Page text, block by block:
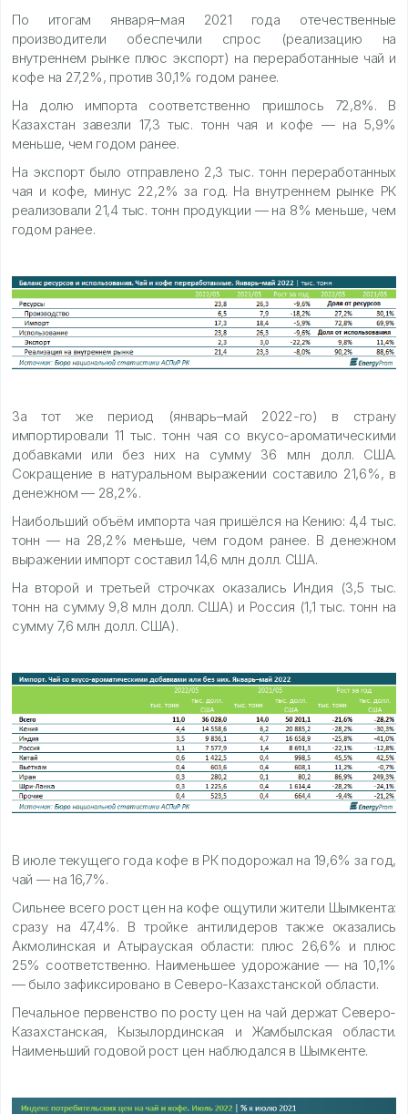
По итогам января–мая 2021 года отечественные
производители обеспечили спрос (реализацию на
внутреннем рынке плюс экспорт) на переработанные чай и
кофе на 27,2%, против 30,1% годом ранее.
На долю импорта соответственно пришлось 72,8%. В
Казахстан завезли 17,3 тыс. тонн чая и кофе — на 5,9%
меньше, чем годом ранее.
На экспорт было отправлено 2,3 тыс. тонн переработанных
чая и кофе, минус 22,2% за год. На внутреннем рынке РК
реализовали 21,4 тыс. тонн продукции — на 8% меньше, чем
годом ранее.
За тот же период (январь–май 2022-го) в страну
импортировали 11 тыс. тонн чая со вкусо-ароматическими
добавками или без них на сумму 36 млн долл. США.
Сокращение в натуральном выражении составило 21,6%, в
денежном — 28,2%.
Наибольший объём импорта чая пришёлся на Кению: 4,4 тыс.
тонн — на 28,2% меньше, чем годом ранее. В денежном
выражении импорт составил 14,6 млн долл. США.
На второй и третьей строчках оказались Индия (3,5 тыс.
тонн на сумму 9,8 млн долл. США) и Россия (1,1 тыс. тонн на
сумму 7,6 млн долл. США).
В июле текущего года кофе в РК подорожал на 19,6% за год,
чай — на 16,7%.
Сильнее всего рост цен на кофе ощутили жители Шымкента:
сразу на 47,4%. В тройке антилидеров также оказались
Акмолинская и Атырауская области: плюс 26,6% и плюс
25% соответственно. Наименьшее удорожание — на 10,1%
— было зафиксировано в Северо-Казахстанской области.
Печальное первенство по росту цен на чай держат Северо-
Казахстанская, Кызылординская и Жамбылская области.
Наименьший годовой рост цен наблюдался в Шымкенте.